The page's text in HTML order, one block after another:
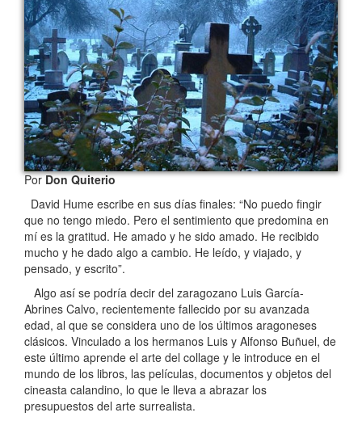
PorDon Quiterio
David Hume escribe en sus días finales: “No puedo fingir
que no tengo miedo. Pero el sentimiento que predomina en
mí es la gratitud. He amado y he sido amado. He recibido
mucho y he dado algo a cambio. He leído, y viajado, y
pensado, y escrito”.
Algo así se podría decir del zaragozano Luis García-
Abrines Calvo, recientemente fallecido por su avanzada
edad, al que se considera uno de los últimos aragoneses
clásicos. Vinculado a los hermanos Luis y Alfonso Buñuel, de
este último aprende el arte del collage y le introduce en el
mundo de los libros, las películas, documentos y objetos del
cineasta calandino, lo que le lleva a abrazar los
presupuestos del arte surrealista.